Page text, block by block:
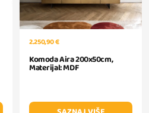
2.250,90 €
Komoda Aira 200x50cm,
Materijal: MDF